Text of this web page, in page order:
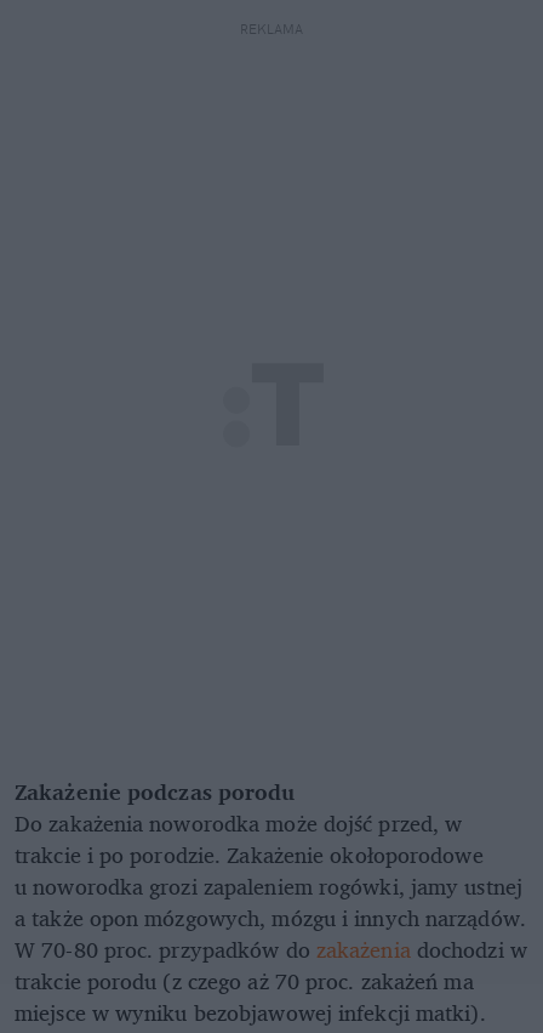
REKLAMA
Zakażenie podczas porodu
Do zakażenia noworodka może dojść przed, w
trakcie i po porodzie. Zakażenie okołoporodowe
u noworodka grozi zapaleniem rogówki, jamy ustnej
a także opon mózgowych, mózgu i innych narządów.
W 70-80 proc. przypadków do zakażeniadochodzi w
trakcie porodu (z czego aż 70 proc. zakażeń ma
miejsce w wyniku bezobjawowej infekcji matki).